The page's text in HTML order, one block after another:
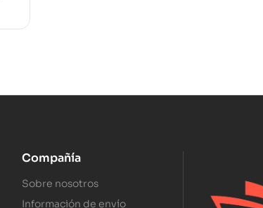
Compañía
Sobre nosotros
Información de envío